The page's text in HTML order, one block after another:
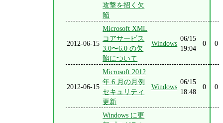
攻撃を招く欠
陥
2012-06-15
Microsoft XML
コアサービス
3.0〜6.0 の欠
陥について
Windows
06/15
19:04
0 0
2012-06-15
Microsoft 2012
年 6 月の月例
セキュリティ
更新
Windows
06/15
18:48
0 0
Windows に更